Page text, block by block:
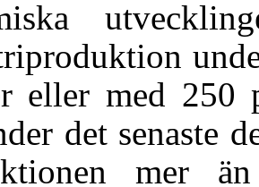
eller med 250
det senaste
mer